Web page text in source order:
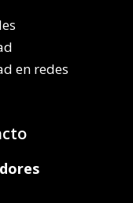
en redes